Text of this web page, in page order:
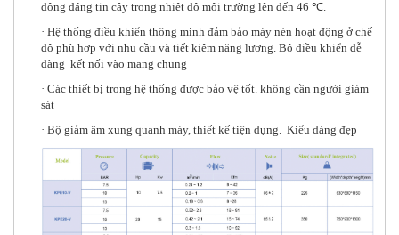
động đáng tin cậy trong nhiệt độ môi trường lên đến 46 ℃.
· Hệ thống điều khiển thông minh đảm bảo máy nén hoạt động ở chế
độ phù hợp với nhu cầu và tiết kiệm năng lượng. Bộ điều khiển dễ
dàng kết nối vào mạng chung
· Các thiết bị trong hệ thống được bảo vệ tốt. không cần người giám
sát
· Bộ giảm âm xung quanh máy, thiết kế tiện dụng. Kiểu dáng đẹp